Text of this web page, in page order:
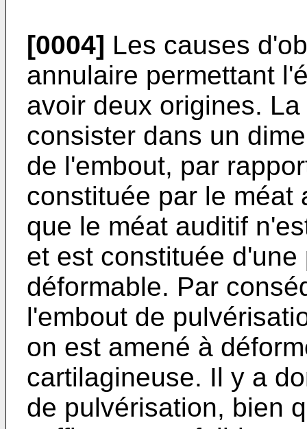
[0004] Les causes
annulaire permettant
avoir deux origines.
consister dans un
de l'embout, par
constituée par le méat
que le méat auditif
et est constituée
déformable. Par
l'embout de
on est amené à
cartilagineuse. Il y a
de pulvérisation, bien